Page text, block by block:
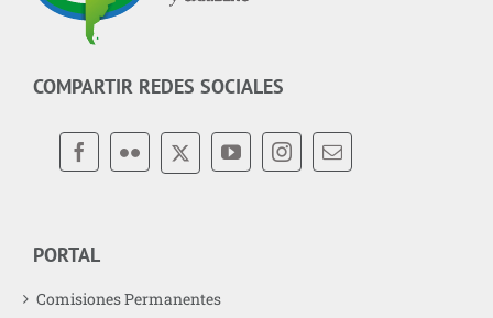
COMPARTIR REDES SOCIALES
PORTAL
Comisiones Permanentes